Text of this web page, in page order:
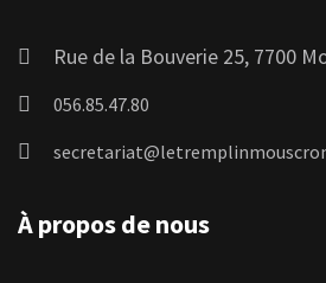
Rue de la Bouverie 25, 7700
056.85.47.80
À propos de nous